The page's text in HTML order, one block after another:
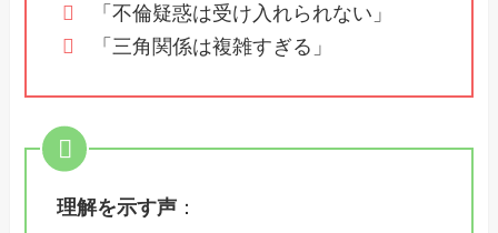
「不倫疑惑は受け入れられない」
「三角関係は複雑すぎる」
理解を示す声 ：